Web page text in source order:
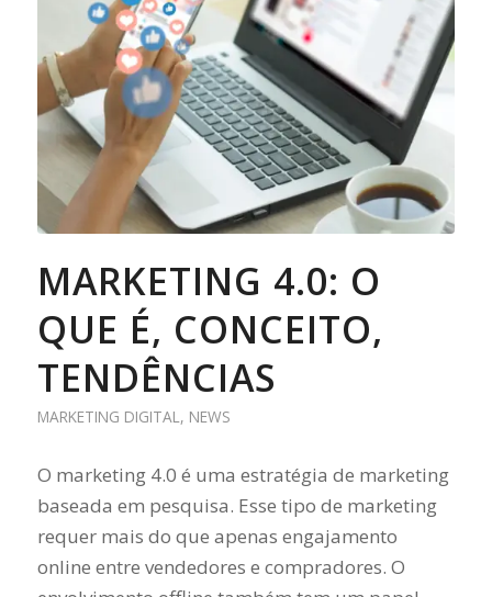
MARKETING 4.0: O
QUE É, CONCEITO,
TENDÊNCIAS
MARKETING DIGITAL, NEWS
O marketing 4.0 é uma estratégia de marketing
baseada em pesquisa. Esse tipo de marketing
requer mais do que apenas engajamento
online entre vendedores e compradores. O